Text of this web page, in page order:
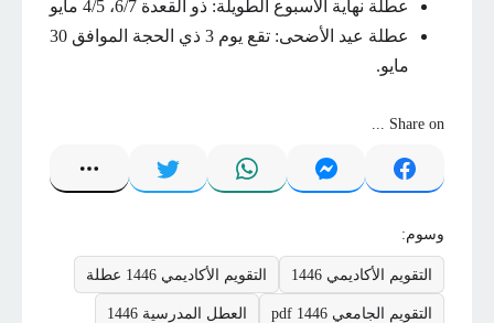
عطلة نهاية الأسبوع الطويلة: ذو القعدة 6/7، 4/5 مايو
عطلة عيد الأضحى: تقع يوم 3 ذي الحجة الموافق 30
مايو.
Share on ...
وسوم:
التقويم الأكاديمي 1446 التقويم الأكاديمي 1446 عطلة
التقويم الجامعي 1446 pdf العطل المدرسية 1446